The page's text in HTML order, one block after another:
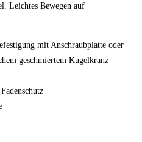
Leichtes Bewegen auf
mit Anschraubplatte oder
geschmiertem Kugelkranz –